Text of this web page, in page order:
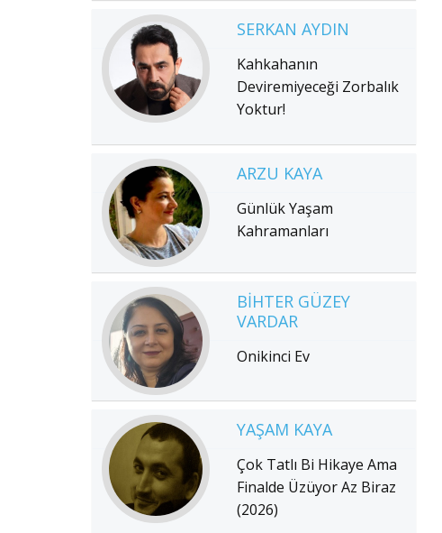
SERKAN AYDIN
Kahkahanın
Deviremiyeceği Zorbalık
Yoktur!
ARZU KAYA
Günlük Yaşam
Kahramanları
BIHTER GÜZEY
VARDAR
Onikinci Ev
YAŞAM KAYA
Çok Tatlı Bi Hikaye Ama
Finalde Üzüyor Az Biraz
(2026)